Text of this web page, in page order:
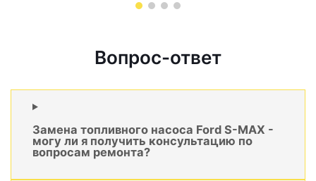
Вопрос-ответ
Замена топливного насоса Ford S-MAX -
могу ли я получить консультацию по
вопросам ремонта?